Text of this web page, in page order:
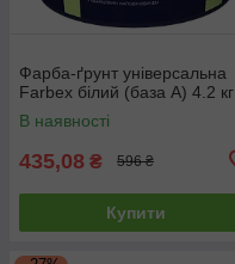
Фарба-ґрунт універсальна
Farbex білий (база А) 4.2 кг
В наявності
435,08 ₴ 596 ₴
Купити